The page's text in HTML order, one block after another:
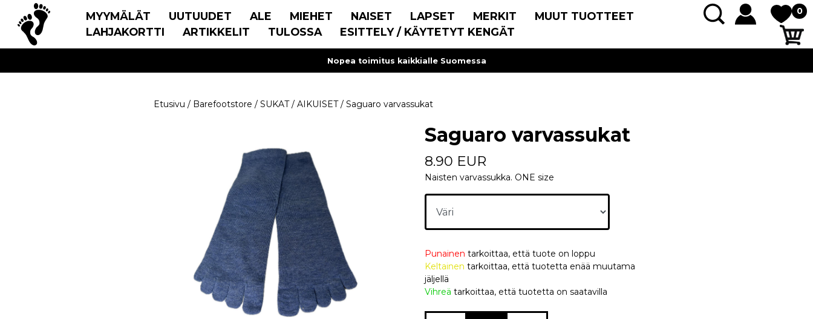
MYYMÄLÄT UUTUUDET ALE MIEHET NAISET LAPSET MERKIT
MUUT TUOTTEET
LAHJAKORTTI
ARTIKKELIT TULOSSA ESITTELY / KÄYTETYT KENGÄT
0
Nopea toimitus kaikkialle Suomessa
Etusivu / Barefootstore / SUKAT/ AIKUISET/ Saguaro varvassukat
Saguaro varvassukat
8.90 EUR
Naisten varvassukka. ONE size
Punainen tarkoittaa, että tuote on loppu
Keltainen tarkoittaa, että tuotetta enää muutama
jäljellä
Vihreä tarkoittaa, että tuotetta on saatavilla